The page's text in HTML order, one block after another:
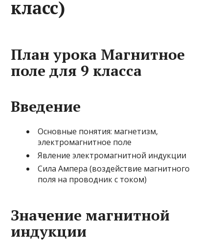
класс)
План урока Магнитное
поле для 9 класса
Введение
Основные понятия: магнетизм,
электромагнитное поле
Явление электромагнитной индукции
Сила Ампера (воздействие магнитного
поля на проводник с током)
Значение магнитной
индукции